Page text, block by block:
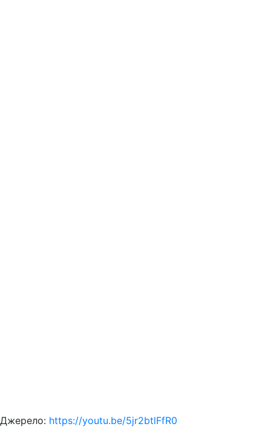
Джерело: https://youtu.be/5jr2btlFfR0